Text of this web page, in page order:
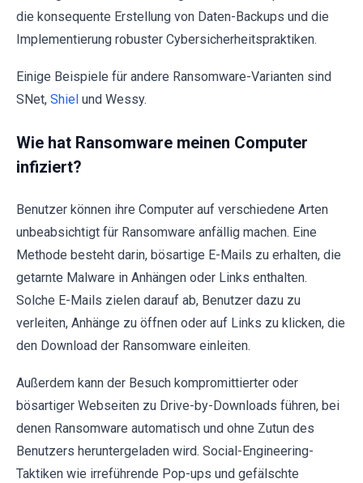
die konsequente Erstellung von Daten-Backups und die
Implementierung robuster Cybersicherheitspraktiken.
Einige Beispiele für andere Ransomware-Varianten sind
SNet, Shiel und Wessy.
Wie hat Ransomware meinen Computer
infiziert?
Benutzer können ihre Computer auf verschiedene Arten
unbeabsichtigt für Ransomware anfällig machen. Eine
Methode besteht darin, bösartige E-Mails zu erhalten, die
getarnte Malware in Anhängen oder Links enthalten.
Solche E-Mails zielen darauf ab, Benutzer dazu zu
verleiten, Anhänge zu öffnen oder auf Links zu klicken, die
den Download der Ransomware einleiten.
Außerdem kann der Besuch kompromittierter oder
bösartiger Webseiten zu Drive-by-Downloads führen, bei
denen Ransomware automatisch und ohne Zutun des
Benutzers heruntergeladen wird. Social-Engineering-
Taktiken wie irreführende Pop-ups und gefälschte